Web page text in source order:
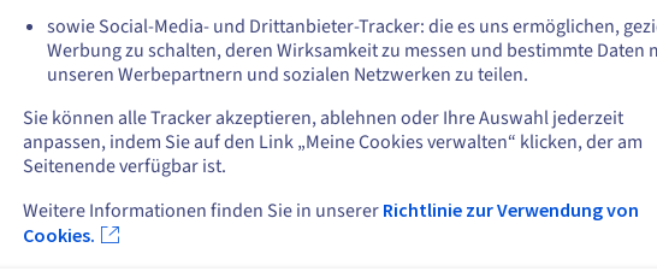
Benachrichtigungen:
zur Benachrichtigung über die Sperrung des Domainnamens
sowie Social-Media- und Drittanbieter-Tracker: die es uns ermöglichen,
Werbung zu schalten, deren Wirksamkeit zu messen und bestimmte Daten
unseren Werbepartnern und sozialen Netzwerken zu teilen.
Sie können alle Tracker akzeptieren, ablehnen oder Ihre Auswahl jederzeit
anpassen, indem Sie auf den Link „Meine Cookies verwalten“ klicken, der am
Seitenende verfügbar ist.
Weitere Informationen finden Sie in unserer Richtlinie zur Verwendung von
Cookies.